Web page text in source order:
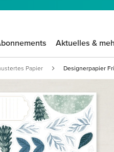
Aktuelles &
Papier Designerpapier